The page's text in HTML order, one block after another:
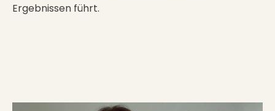
Ergebnissen führt.